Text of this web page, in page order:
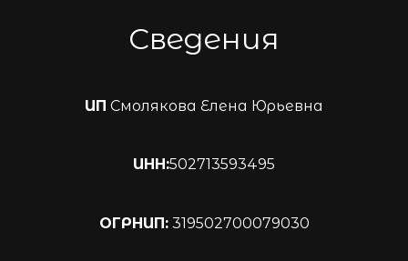
Сведения
ИП Смолякова Елена Юрьевна
ИНН:502713593495
ОГРНИП:319502700079030